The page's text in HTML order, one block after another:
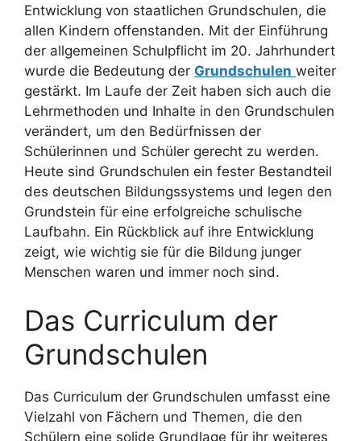
Entwicklung von staatlichen Grundschulen, die
allen Kindern offenstanden. Mit der Einführung
der allgemeinen Schulpflicht im 20. Jahrhundert
wurde die Bedeutung der Grundschulen weiter
gestärkt. Im Laufe der Zeit haben sich auch die
Lehrmethoden und Inhalte in den Grundschulen
verändert, um den Bedürfnissen der
Schülerinnen und Schüler gerecht zu werden.
Heute sind Grundschulen ein fester Bestandteil
des deutschen Bildungssystems und legen den
Grundstein für eine erfolgreiche schulische
Laufbahn. Ein Rückblick auf ihre Entwicklung
zeigt, wie wichtig sie für die Bildung junger
Menschen waren und immer noch sind.
Das Curriculum der
Grundschulen
Das Curriculum der Grundschulen umfasst eine
Vielzahl von Fächern und Themen, die den
Schülern eine solide Grundlage für ihr weiteres